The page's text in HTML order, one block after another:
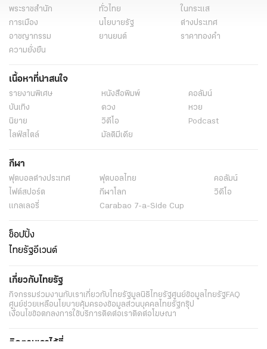
พระราชสำนัก ทั่วไทย
ในกระแส
การเมือง
นโยบายรัฐ
ต่างประเทศ
อาชญากรรม
ยานยนต์
ราคาทองคำ
ความยั่งยืน
เนื้อหาที่น่าสนใจ
รายงานพิเศษ หนังสือพิมพ์
คอลัมน์
บันเทิง
ดวง
หวย
นิยาย
วิดีโอ
Podcast
ไลฟ์สไตล์
มัลติมีเดีย
กีฬา
ฟุตบอลต่่างประเทศ ฟุตบอลไทย
คอลัมน์
ไฟต์สปอร์ต
กีฬาโลก
วิดีโอ
แกลเลอรี่
Carabao 7-a-Side Cup
ช็อปปิ้ง
ไทยรัฐอีเวนต์
เกี่ยวกับไทยรัฐ
กิจกรรมร่วมงานกับเราเกี่ยวกับไทยรัฐมูลนิธิไทยรัฐศูนย์ข้อมูลไทยรัฐFAQ
ศูนย์ช่วยเหลือนโยบายคุ้มครองข้อมูลส่วนบุคคลไทยรัฐกรุ๊ป
เงื่อนไขข้อตกลงการใช้บริการติดต่อเราติดต่อโฆษณา
ติดตามเราได้ที่